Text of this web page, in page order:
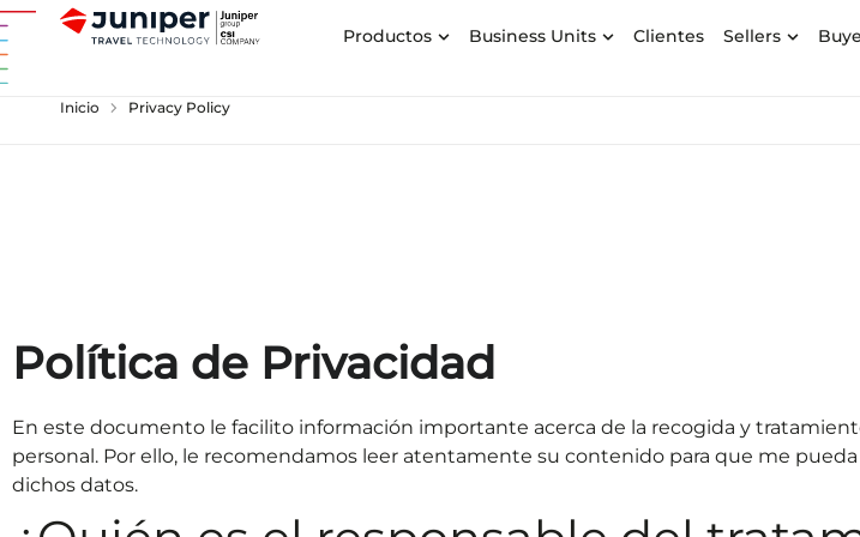
Productos Business Units Clientes Sellers
Inicio chevron_right Privacy Policy
Política de Privacidad
En este documento le facilito información importante acerca de la recogida y
personal. Por ello, le recomendamos leer atentamente su contenido para que me
dichos datos.